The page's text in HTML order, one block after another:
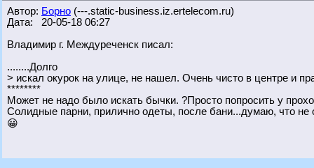
Автор: Борно (---.static-business.iz.ertelecom.ru)
Дата: 20-05-18 06:27
Владимир г. Междуреченск писал:
........Долго
> искал окурок на улице, не нашел. Очень чисто в центре и
********
Может не надо было искать бычки. ?Просто попросить у
Солидные парни, прилично одеты, после бани...думаю, что не
😀